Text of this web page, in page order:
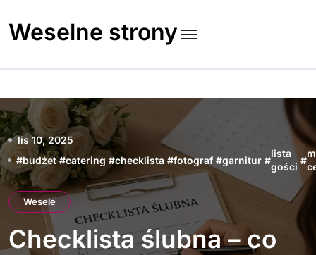
to
content
Weselne strony
lis 10, 2025
#budżet #catering #checklista #fotograf #garnitur #
lista
gości
#
Wesele
Checklista ślubna – co